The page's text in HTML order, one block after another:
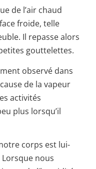
de l’air chaud
froide, telle
Il repasse alors
gouttelettes.
observé dans
de la vapeur
activités
plus lorsqu’il
corps est lui-
nous